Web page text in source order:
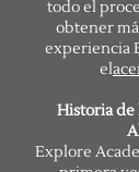
todo el
obtener
experiencia
el
Historia de
Explore